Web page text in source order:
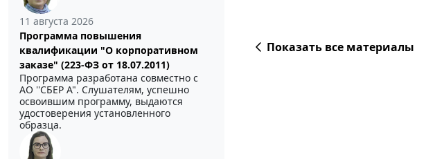
11 августа 2026
Программа повышения
квалификации "О корпоративном
заказе" (223-ФЗ от 18.07.2011)
Программа разработана совместно с
АО ''СБЕР А". Слушателям, успешно
освоившим программу, выдаются
удостоверения установленного
образца.
Показать все материалы